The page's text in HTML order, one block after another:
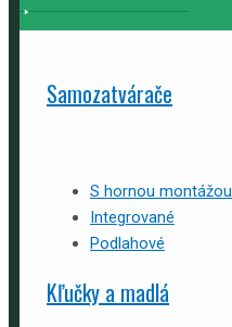
Samozatvárače
S hornou montážou
Integrované
Podlahové
Kľučky a madlá